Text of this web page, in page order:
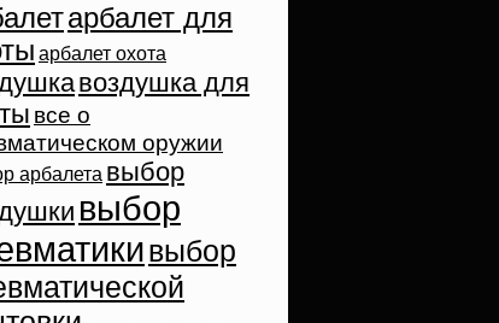
арбалет для
арбалет охота
воздушка для
все о
оружии
арбалета выбор
выбор
выбор